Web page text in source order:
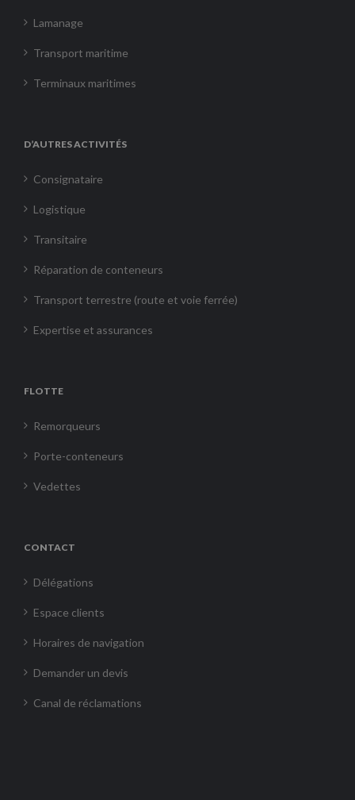
Lamanage
Transport maritime
Terminaux maritimes
D’AUTRES ACTIVITÉS
Consignataire
Logistique
Transitaire
Réparation de conteneurs
Transport terrestre (route et voie ferrée)
Expertise et assurances
FLOTTE
Remorqueurs
Porte-conteneurs
Vedettes
CONTACT
Délégations
Espace clients
Horaires de navigation
Demander un devis
Canal de réclamations